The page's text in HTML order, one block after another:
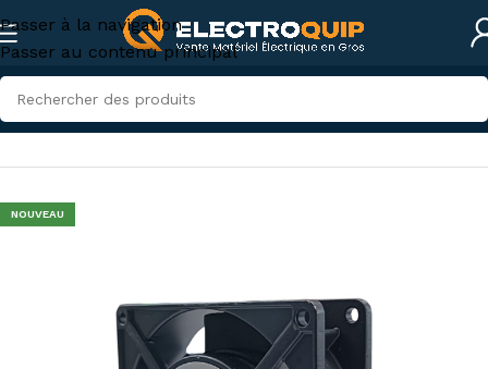
Passer à la navigation
Passer au contenu principal
Accueil/Électricité industrielle/Appareillage industriel
NOUVEAU